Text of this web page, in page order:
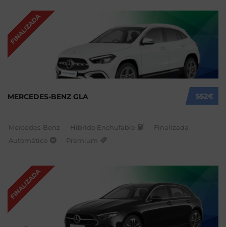
FINALIZADA
552€
MERCEDES-BENZ GLA
Mercedes-Benz Híbrido Enchufable
Finalizada
Automático
Premium
FINALIZADA